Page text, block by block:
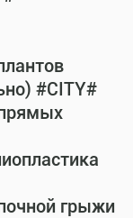
#CITY#
грыжи